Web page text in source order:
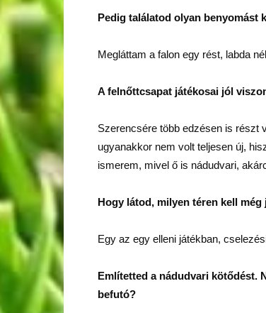
Pedig találatod olyan benyomást
Megláttam a falon egy rést, labda
A felnőttcsapat játékosai jól
Szerencsére több edzésen is részt
ugyanakkor nem volt teljesen új,
ismerem, mivel ő is nádudvari,
Hogy látod, milyen téren kell
Egy az egy elleni játékban,
Említetted a nádudvari kötődést.
befutó?